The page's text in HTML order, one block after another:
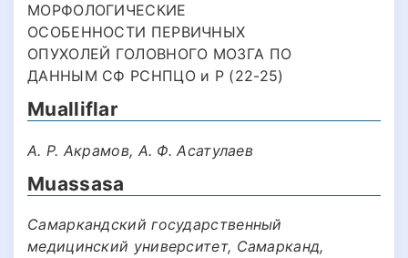
МОРФОЛОГИЧЕСКИЕ
ОСОБЕННОСТИ ПЕРВИЧНЫХ
ОПУХОЛЕЙ ГОЛОВНОГО МОЗГА ПО
ДАННЫМ СФ РСНПЦО и Р (22-25)
Mualliflar
А. Р. Акрамов, А. Ф. Асатулаев
Muassasa
Самаркандский государственный
медицинский университет, Самарканд,